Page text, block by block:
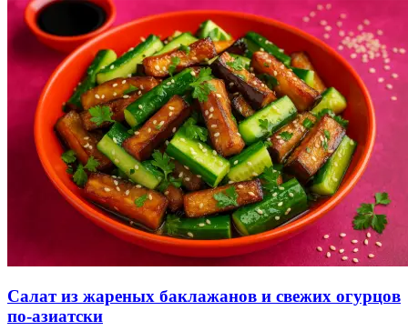
Салат из жареных баклажанов и свежих огурцов
по-азиатски